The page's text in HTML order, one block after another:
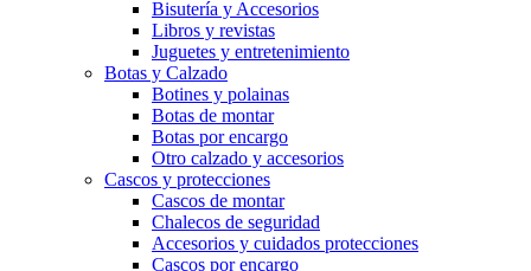
Bisutería y Accesorios
Libros y revistas
Juguetes y entretenimiento
Botas y Calzado
Botines y polainas
Botas de montar
Botas por encargo
Otro calzado y accesorios
Cascos y protecciones
Cascos de montar
Chalecos de seguridad
Accesorios y cuidados protecciones
Cascos por encargo